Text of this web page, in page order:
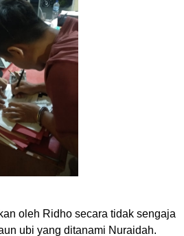
oleh Ridho secara tidak sengaja
ubi yang ditanami Nuraidah.